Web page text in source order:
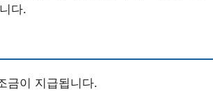
다.
금이 지급됩니다.